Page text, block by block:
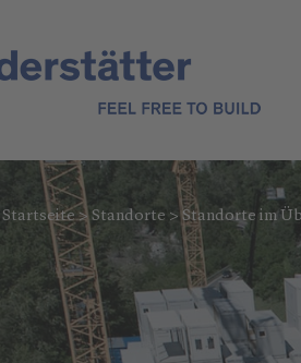
Startseite>Standorte >Standorte im